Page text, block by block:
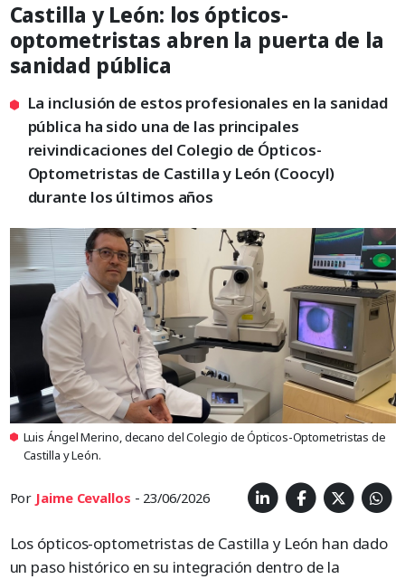
Castilla y León: los ópticos-
optometristas abren la puerta de la
sanidad pública
La inclusión de estos profesionales en la sanidad
pública ha sido una de las principales
reivindicaciones del Colegio de Ópticos-
Optometristas de Castilla y León (Coocyl)
durante los últimos años
Luis Ángel Merino, decano del Colegio de Ópticos-Optometristas de
Castilla y León.
Por Jaime Cevallos - 23/06/2026
Los ópticos-optometristas de Castilla y León han dado
un paso histórico en su integración dentro de la